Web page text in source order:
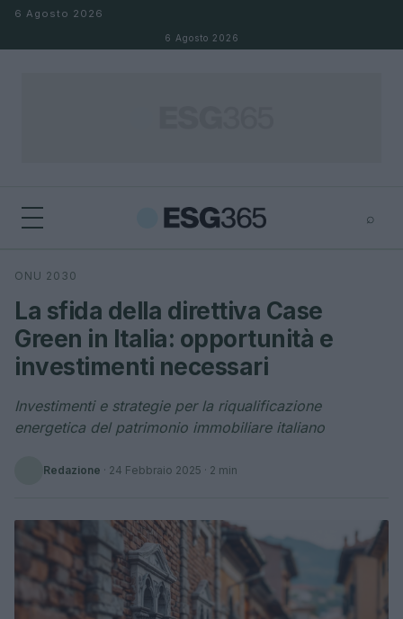
Salta al contenuto
6 Agosto 2026
6 Agosto 2026
⌕
Cerca
ONU 2030
La sfida della direttiva Case
Green in Italia: opportunità e
investimenti necessari
Investimenti e strategie per la riqualificazione
energetica del patrimonio immobiliare italiano
Redazione · 24 Febbraio 2025 · 2 min